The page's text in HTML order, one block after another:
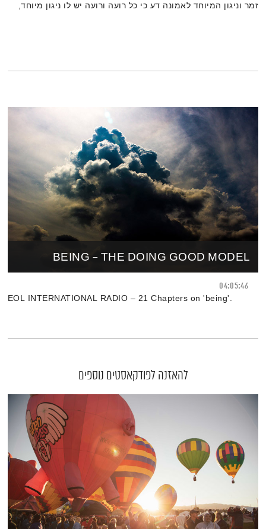
זמר וניגון המיוחד לאמונה דע כי כל רועה ורועה יש לו ניגון מיוחד,
BEING – THE DOING GOOD MODEL
04:05:46
.'EOL INTERNATIONAL RADIO – 21 Chapters on 'being
להאזנה לפודקאסטים נוספים